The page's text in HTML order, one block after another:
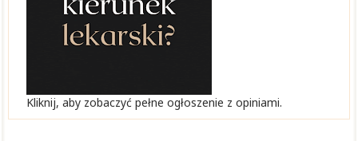
Kliknij, aby zobaczyć pełne ogłoszenie z opiniami.